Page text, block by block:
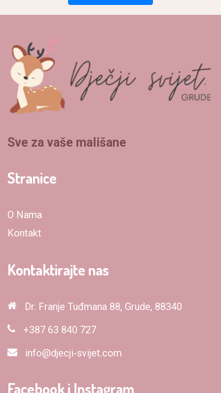
Sve za vaše mališane
Stranice
O Nama
Kontakt
Kontaktirajte nas
Dr. Franje Tuđmana 88, Grude, 88340
+387 63 840 727
info@djecji-svijet.com
Facebook i Instagram